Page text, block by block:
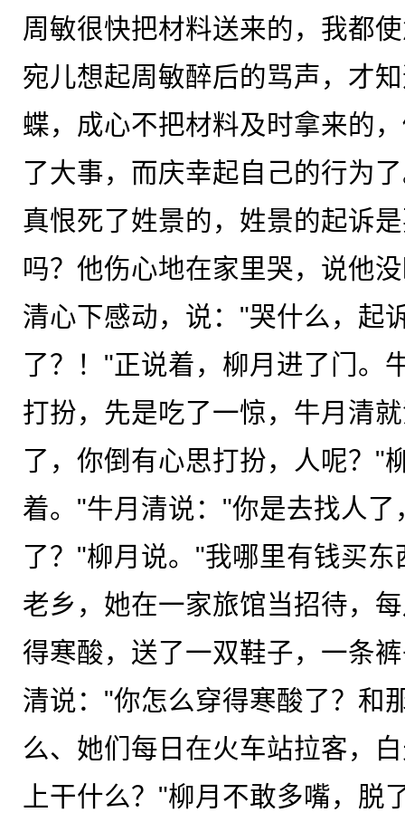
周敏很快把材料送来的，我都
宛儿想起周敏醉后的骂声，才
蝶，成心不把材料及时拿来的
了大事，而庆幸起自己的行为
真恨死了姓景的，姓景的起诉
吗？他伤心地在家里哭，说他
清心下感动，说："哭什么，起
了？！"正说着，柳月进了门。
打扮，先是吃了一惊，牛月清
了，你倒有心思打扮，人呢？"
着。"牛月清说："你是去找人
了？"柳月说。"我哪里有钱买
老乡，她在一家旅馆当招待，
得寒酸，送了一双鞋子，一条
清说："你怎么穿得寒酸了？和
么、她们每日在火车站拉客，
上干什么？"柳月不敢多嘴，脱